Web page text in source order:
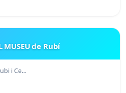
MUSEU de Rubí
i Ce…